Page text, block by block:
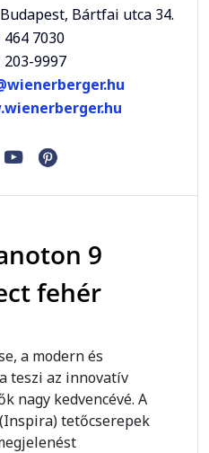
Bártfai utca 34.
464 7030
203-9997
9
fehér
a modern és
teszi az innovatív
nagy kedvencévé. A
tetőcserepek